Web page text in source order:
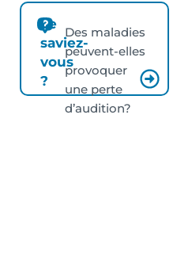
Le
saviez-
vous
?
Des maladies
peuvent-elles
provoquer
une perte
d’audition?